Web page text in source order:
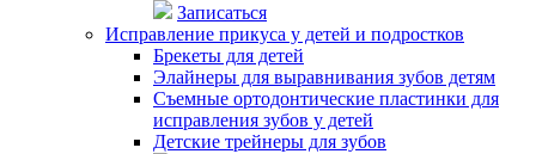
Записаться
Исправление прикуса у детей и подростков
Брекеты для детей
Элайнеры для выравнивания зубов детям
Съемные ортодонтические пластинки для
исправления зубов у детей
Детские трейнеры для зубов